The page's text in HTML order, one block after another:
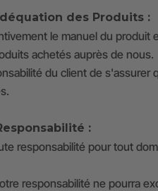
des Produits :
le manuel du
achetés auprès de nous.
du client de
:
responsabilité pour tout
responsabilité ne pourra